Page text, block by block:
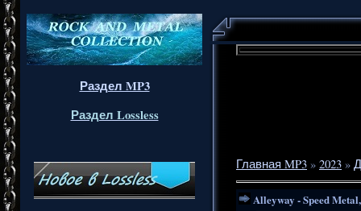
Раздел MP3
Раздел Lossless
Главная MP3 » 2023 »
Alleyway - Speed